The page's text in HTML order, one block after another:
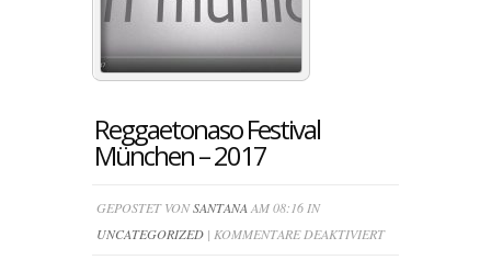
Reggaetonaso Festival
München – 2017
GEPOSTET VONSANTANA AM 08:16 IN
UNCATEGORIZED | KOMMENTARE DEAKTIVIERTFÜR